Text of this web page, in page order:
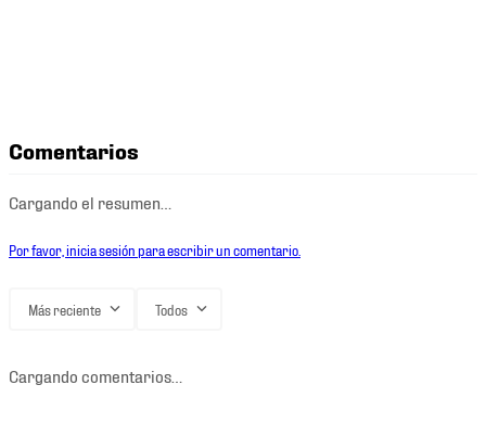
Comentarios
Cargando el resumen…
Por favor, inicia sesión para escribir un comentario.
Más reciente Todos
Cargando comentarios…